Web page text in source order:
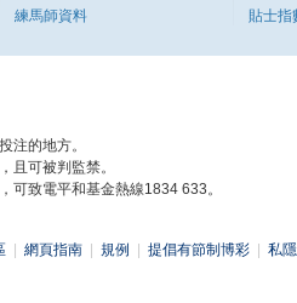
練馬師資料
貼士指
注的地方。
且可被判監禁。
可致電平和基金熱線1834 633。
網頁指南 規例 提倡有節制博彩 私